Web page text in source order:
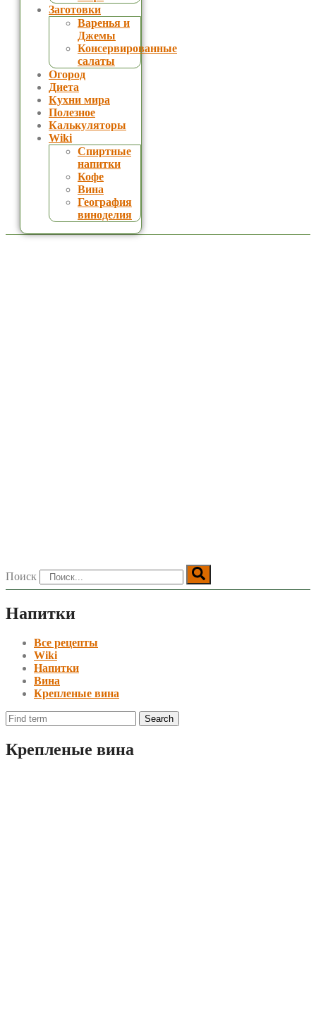
Заготовки
Варенья и
Джемы
Консервированные
салаты
Огород
Диета
Кухни мира
Полезное
Калькуляторы
Wiki
Спиртные
напитки
Кофе
Вина
География
виноделия
Поиск
Напитки
Все рецепты
Wiki
Напитки
Вина
Крепленые вина
Крепленые вина